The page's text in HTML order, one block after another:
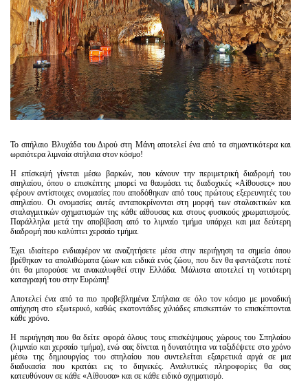
Είσοδος διαχειριστή
Το σπήλαιο Βλυχάδα του Διρού στη Μάνη αποτελεί ένα από τα σημαντικότερα και
ωραιότερα λιμναία σπήλαια στον κόσμο!
Η επίσκεψή γίνεται μέσω βαρκών, που κάνουν την περιμετρική διαδρομή του
σπηλαίου, όπου ο επισκέπτης μπορεί να θαυμάσει τις διαδοχικές «Αίθουσες» που
φέρουν αντίστοιχες ονομασίες που αποδόθηκαν από τους πρώτους εξερευνητές του
σπηλαίου. Οι ονομασίες αυτές ανταποκρίνονται στη μορφή των σταλακτικών και
σταλαγμιτικών σχηματισμών της κάθε αίθουσας και στους φυσικούς χρωματισμούς.
Παράλληλα μετά την αποβίβαση από το λιμναίο τμήμα υπάρχει και μια δεύτερη
διαδρομή που καλύπτει χερσαίο τμήμα.
Έχει ιδιαίτερο ενδιαφέρον να αναζητήσετε μέσα στην περιήγηση τα σημεία όπου
βρέθηκαν τα απολιθώματα ζώων και ειδικά ενός ζώου, που δεν θα φαντάζεστε ποτέ
ότι θα μπορούσε να ανακαλυφθεί στην Ελλάδα. Μάλιστα αποτελεί τη νοτιότερη
καταγραφή του στην Ευρώπη!
Αποτελεί ένα από τα πιο προβεβλημένα Σπήλαια σε όλο τον κόσμο με μοναδική
απήχηση στο εξωτερικό, καθώς εκατοντάδες χιλιάδες επισκεπτών το επισκέπτονται
κάθε χρόνο.
Η περιήγηση που θα δείτε αφορά όλους τους επισκέψιμους χώρους του Σπηλαίου
(λιμναίο και χερσαίο τμήμα), ενώ σας δίνεται η δυνατότητα να ταξιδέψετε στο χρόνο
μέσω της δημιουργίας του σπηλαίου που συντελείται εξαιρετικά αργά σε μια
διαδικασία που κρατάει εις το διηνεκές. Αναλυτικές πληροφορίες θα σας
κατευθύνουν σε κάθε «Αίθουσα» και σε κάθε ειδικό σχηματισμό.